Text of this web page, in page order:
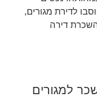
לדירת מגורים,
דירה
למגורים